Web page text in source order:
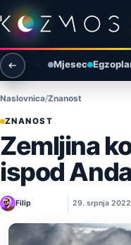
Preskoči na sadržaj
Otvori izbornik
Otvori pretragu
Mjesec
Naslovnica Znanost
ZNANOST
Zemljina
ispod
Filip 29. srpnja